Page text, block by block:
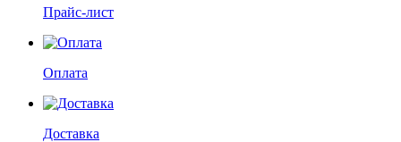
Прайс-лист
Оплата
Доставка